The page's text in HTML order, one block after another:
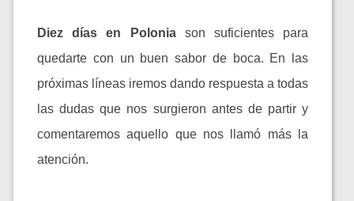
Diez días en Poloniason suficientes para
quedarte con un buen sabor de boca. En las
próximas líneas iremos dando respuesta a todas
las dudas que nos surgieron antes de partir y
comentaremos aquello que nos llamó más la
atención.